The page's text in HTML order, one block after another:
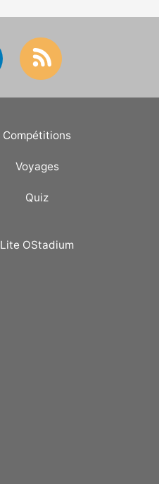
Compétitions
Voyages
Quiz
Lite OStadium